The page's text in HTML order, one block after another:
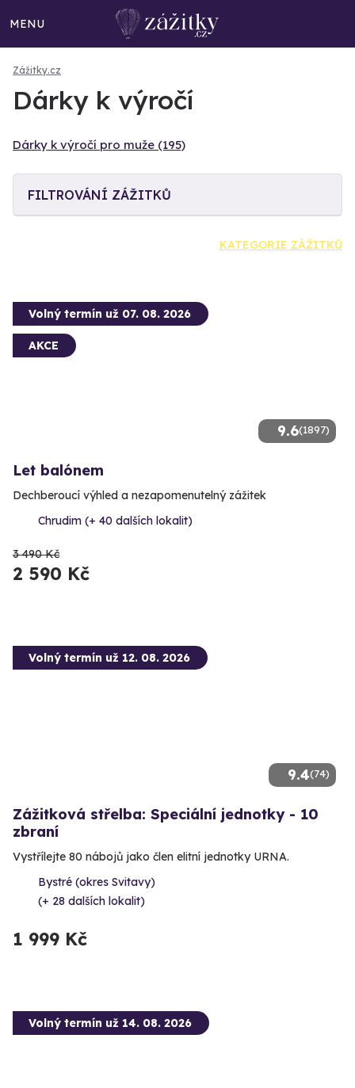
MENU
Zážitky.cz
Dárky k výročí
Dárky k výročí pro muže (195)
FILTROVÁNÍ ZÁŽITKŮ
KATEGORIE ZÁŽITKŮ
9.6(1897)
Volný termín už 07. 08. 2026
AKCE
Let balónem
Dechberoucí výhled a nezapomenutelný zážitek
Chrudim (+ 40 dalších lokalit)
3 490 Kč
2 590 Kč
9.4(74)
Volný termín už 12. 08. 2026
Zážitková střelba: Speciální jednotky - 10
zbraní
Vystřílejte 80 nábojů jako člen elitní jednotky URNA.
Bystré (okres Svitavy)
(+ 28 dalších lokalit)
1 999 Kč
Volný termín už 14. 08. 2026